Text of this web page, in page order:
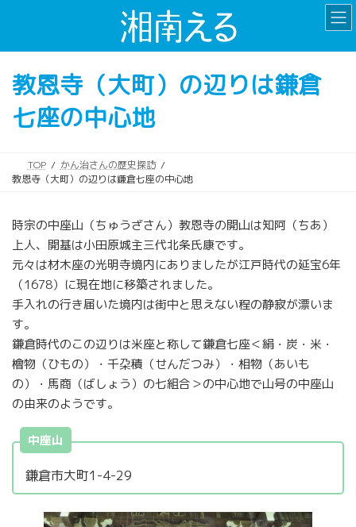
教恩寺（大町）の辺りは鎌倉
七座の中心地
TOP
かん治さんの歴史探訪
教恩寺（大町）の辺りは鎌倉七座の中心地
時宗の中座山（ちゅうざさん）教恩寺の開山は知阿（ちあ）
上人、開基は小田原城主三代北条氏康です。
元々は材木座の光明寺境内にありましたが江戸時代の延宝6年
（1678）に現在地に移築されました。
手入れの行き届いた境内は街中と思えない程の静寂が漂いま
す。
鎌倉時代のこの辺りは米座と称して鎌倉七座＜絹・炭・米・
檜物（ひもの）・千朶積（せんだつみ）・相物（あいも
の）・馬商（ばしょう）の七組合＞の中心地で山号の中座山
の由来のようです。
中座山
鎌倉市大町1-4-29